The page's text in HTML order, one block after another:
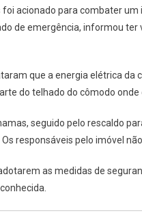
Agem
Rápido
Chamas
acionado para combater
de emergência, informou
que a energia elétrica da
do telhado do cômodo
seguido pelo rescaldo
responsáveis pelo imóvel
as medidas de